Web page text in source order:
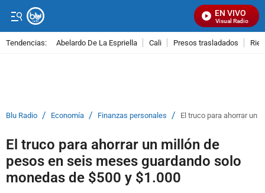
EN VIVO
Señal Visual Radio
Tendencias: Abelardo De La Espriella Cali Presos trasladados
Blu Radio / Economía / Finanzas personales / El truco para ahorrar un
El truco para ahorrar un millón de
pesos en seis meses guardando solo
monedas de $500 y $1.000